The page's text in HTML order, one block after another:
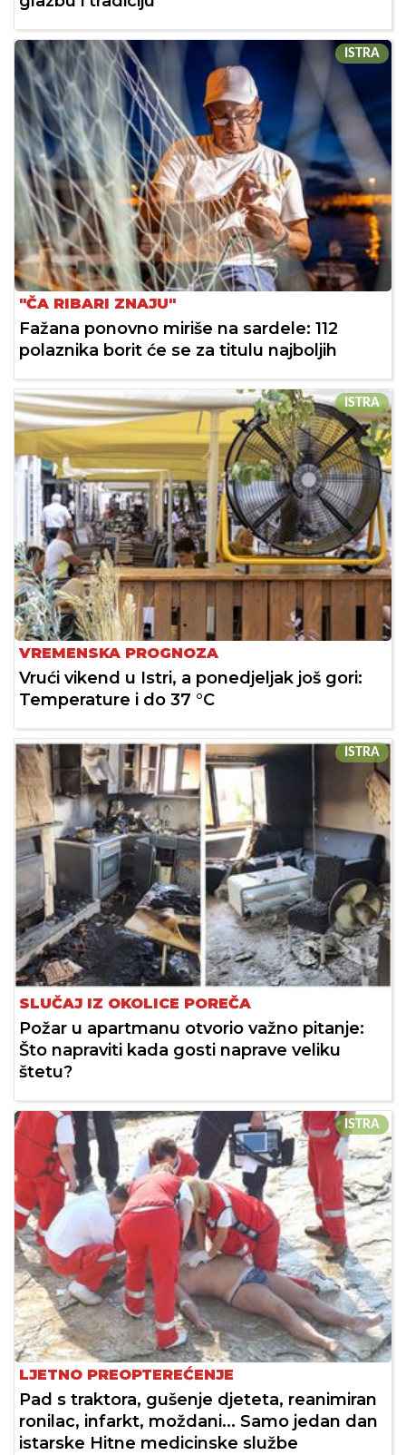
ISTRA
"ČA RIBARI ZNAJU"
Fažana ponovno miriše na sardele: 112
polaznika borit će se za titulu najboljih
ISTRA
VREMENSKA PROGNOZA
Vrući vikend u Istri, a ponedjeljak još gori:
Temperature i do 37 °C
ISTRA
SLUČAJ IZ OKOLICE POREČA
Požar u apartmanu otvorio važno pitanje:
Što napraviti kada gosti naprave veliku
štetu?
ISTRA
LJETNO PREOPTEREĆENJE
Pad s traktora, gušenje djeteta, reanimiran
ronilac, infarkt, moždani... Samo jedan dan
istarske Hitne medicinske službe